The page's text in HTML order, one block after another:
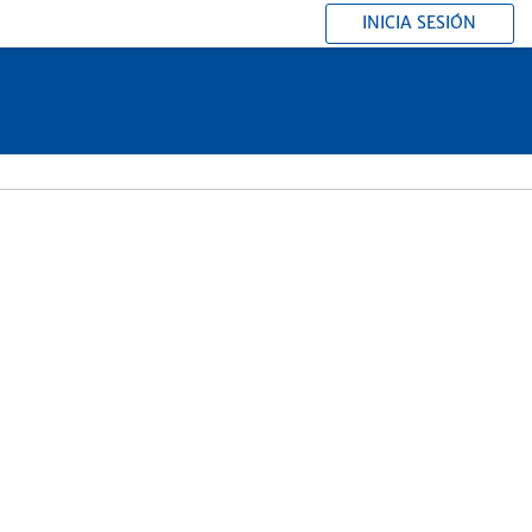
INICIA SESIÓN